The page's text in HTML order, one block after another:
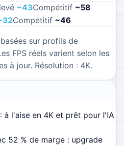
~43Compétitif ~58
32Compétitif ~46
sur profils de
FPS réels varient selon les
à jour. Résolution : 4K.
à l'aise en 4K et prêt pour l'IA
52 % de marge : upgrade